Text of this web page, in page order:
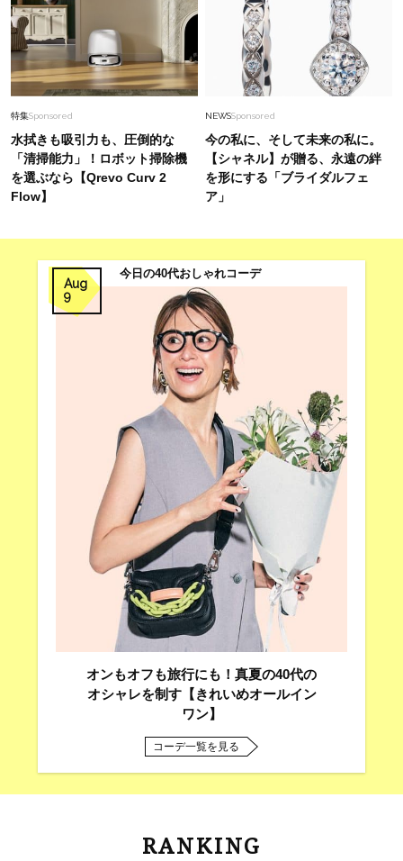
特集Sponsored
水拭きも吸引力も、圧倒的な
「清掃能力」！ロボット掃除機
を選ぶなら【Qrevo Curv 2
Flow】
NEWSSponsored
今の私に、そして未来の私に。
【シャネル】が贈る、永遠の絆
を形にする「ブライダルフェ
ア」
Aug
9
今日の40代おしゃれコーデ
オンもオフも旅行にも！真夏の40代の
オシャレを制す【きれいめオールイン
ワン】
コーデ一覧を見る
RANKING